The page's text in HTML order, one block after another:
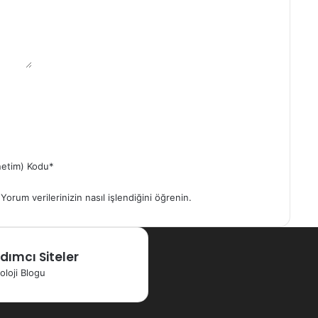
Kodu*
Yorum verilerinizin nasıl işlendiğini öğrenin.
Siteler
Blogu